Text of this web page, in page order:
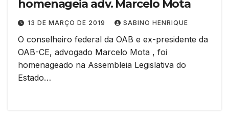
homenageia adv. Marcelo Mota
13 DE MARÇO DE 2019 SABINO HENRIQUE
O conselheiro federal da OAB e ex-presidente da
OAB-CE, advogado Marcelo Mota , foi
homenageado na Assembleia Legislativa do
Estado…